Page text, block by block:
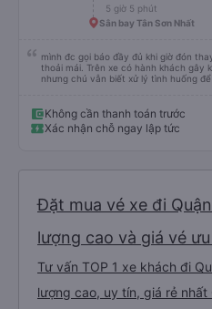
5 giờ 5 phút
Sân bay Tân Sơn Nhất
mình đc gọi báo đầy đủ khi giờ đón
thoải mái. Trên xe có hành khách gây
nhưng chú vẫn biết xử lý tình huống
Không cần thanh toán trước
Xác nhận chỗ ngay lập tức
Đặt mua vé xe đi
lượng cao và giá vé
Tư vấn TOP 1 xe khách đi
lượng cao, uy tín, giá rẻ